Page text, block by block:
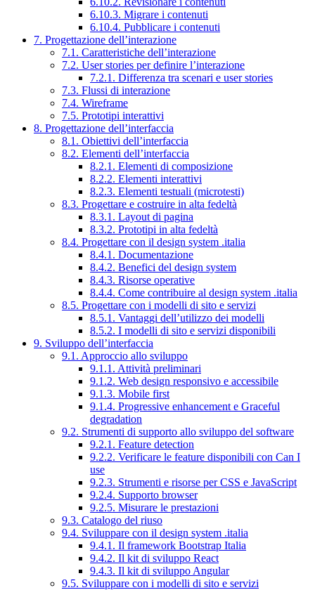
6.10.3. Migrare i contenuti
6.10.4. Pubblicare i contenuti
7. Progettazione dell’interazione
7.1. Caratteristiche dell’interazione
7.2. User stories per definire l’interazione
7.2.1. Differenza tra scenari e user stories
7.3. Flussi di interazione
7.4. Wireframe
7.5. Prototipi interattivi
8. Progettazione dell’interfaccia
8.1. Obiettivi dell’interfaccia
8.2. Elementi dell’interfaccia
8.2.1. Elementi di composizione
8.2.2. Elementi interattivi
8.2.3. Elementi testuali (microtesti)
8.3. Progettare e costruire in alta fedeltà
8.3.1. Layout di pagina
8.3.2. Prototipi in alta fedeltà
8.4. Progettare con il design system .italia
8.4.1. Documentazione
8.4.2. Benefici del design system
8.4.3. Risorse operative
8.4.4. Come contribuire al design system .italia
8.5. Progettare con i modelli di sito e servizi
8.5.1. Vantaggi dell’utilizzo dei modelli
8.5.2. I modelli di sito e servizi disponibili
9. Sviluppo dell’interfaccia
9.1. Approccio allo sviluppo
9.1.1. Attività preliminari
9.1.2. Web design responsivo e accessibile
9.1.3. Mobile first
9.1.4. Progressive enhancement e Graceful
degradation
9.2. Strumenti di supporto allo sviluppo del software
9.2.1. Feature detection
9.2.2. Verificare le feature disponibili con Can I
use
9.2.3. Strumenti e risorse per CSS e JavaScript
9.2.4. Supporto browser
9.2.5. Misurare le prestazioni
9.3. Catalogo del riuso
9.4. Sviluppare con il design system .italia
9.4.1. Il framework Bootstrap Italia
9.4.2. Il kit di sviluppo React
9.4.3. Il kit di sviluppo Angular
9.5. Sviluppare con i modelli di sito e servizi